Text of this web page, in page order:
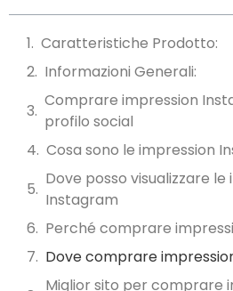
Caratteristiche Prodotto:
Informazioni Generali:
Comprare impression
profilo social
Cosa sono le impression
Dove posso visualizzare le
Instagram
Perché comprare
Dove comprare
Miglior sito per comprare